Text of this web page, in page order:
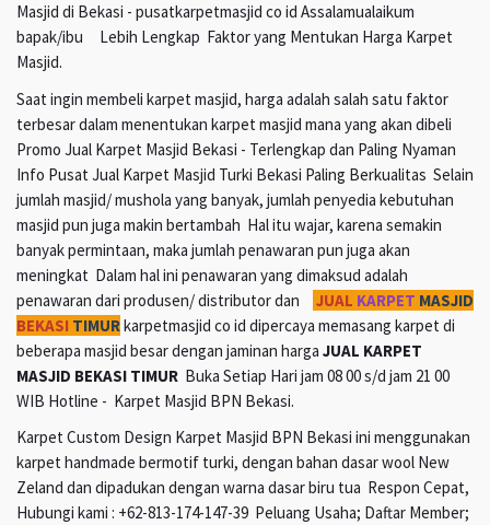
Masjid di Bekasi - pusatkarpetmasjid co id Assalamualaikum
bapak/ibu Lebih Lengkap Faktor yang Mentukan Harga Karpet
Masjid.
Saat ingin membeli karpet masjid, harga adalah salah satu faktor
terbesar dalam menentukan karpet masjid mana yang akan dibeli
Promo Jual Karpet Masjid Bekasi - Terlengkap dan Paling Nyaman
Info Pusat Jual Karpet Masjid Turki Bekasi Paling Berkualitas Selain
jumlah masjid/ mushola yang banyak, jumlah penyedia kebutuhan
masjid pun juga makin bertambah Hal itu wajar, karena semakin
banyak permintaan, maka jumlah penawaran pun juga akan
meningkat Dalam hal ini penawaran yang dimaksud adalah
penawaran dari produsen/ distributor dan
JUAL KARPET MASJID
BEKASI TIMURkarpetmasjid co id dipercaya memasang karpet di
beberapa masjid besar dengan jaminan harga JUAL KARPET
MASJID BEKASI TIMUR Buka Setiap Hari jam 08 00 s/d jam 21 00
WIB Hotline - Karpet Masjid BPN Bekasi.
Karpet Custom Design Karpet Masjid BPN Bekasi ini menggunakan
karpet handmade bermotif turki, dengan bahan dasar wool New
Zeland dan dipadukan dengan warna dasar biru tua Respon Cepat,
Hubungi kami : +62-813-174-147-39 Peluang Usaha; Daftar Member;